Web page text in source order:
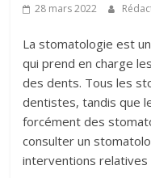
famille28 mars 2022
La stomatologie est
qui prend en charge
des dents. Tous les
dentistes, tandis que
forcément des
consulter un
interventions relatives